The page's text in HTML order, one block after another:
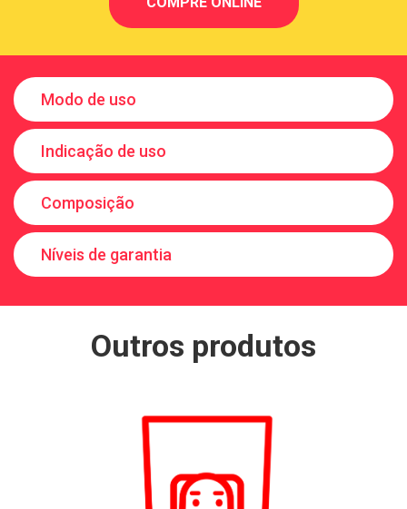
Modo de uso
Indicação de uso
Composição
Níveis de garantia
Outros produtos